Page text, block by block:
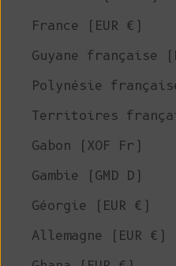
France (EUR €)
Guyane française
Polynésie
Territoires
Gabon (XOF Fr)
Gambie (GMD D)
Géorgie (EUR €)
Allemagne (EUR €)